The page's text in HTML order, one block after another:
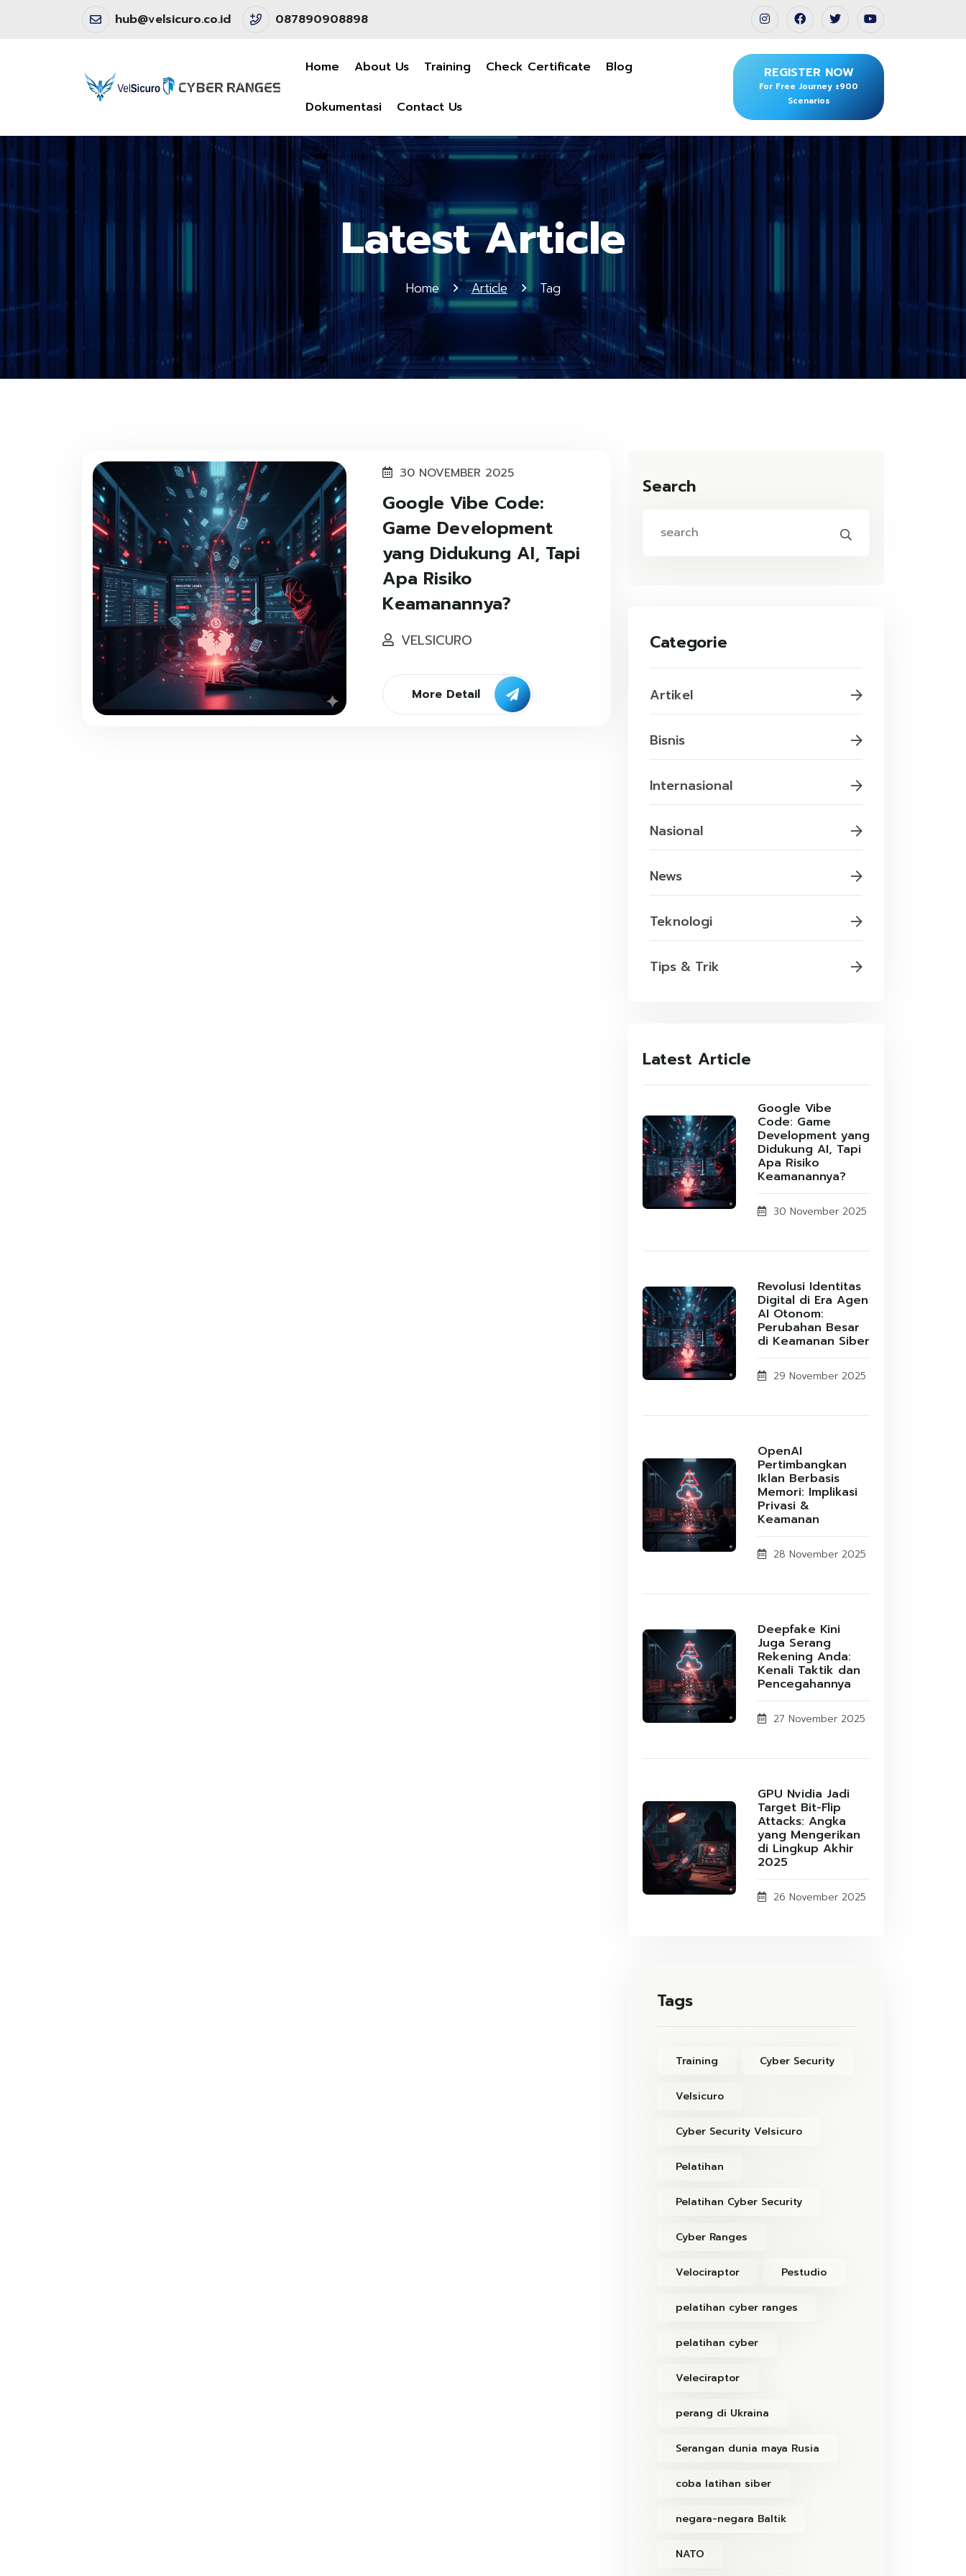
hub@velsicuro.co.id 087890908898
Home About Us Training Check Certificate Blog
Dokumentasi Contact Us
REGISTER NOW
For Free Journey ±900
Scenarios
Latest Article
Home Article Tag
30 NOVEMBER 2025
Google Vibe Code:
Game Development
yang Didukung AI, Tapi
Apa Risiko
Keamanannya?
VELSICURO
More Detail
Search
Categorie
Artikel
Bisnis
Internasional
Nasional
News
Teknologi
Tips & Trik
Latest Article
Google Vibe
Code: Game
Development yang
Didukung AI, Tapi
Apa Risiko
Keamanannya?
30 November 2025
Revolusi Identitas
Digital di Era Agen
AI Otonom:
Perubahan Besar
di Keamanan Siber
29 November 2025
OpenAI
Pertimbangkan
Iklan Berbasis
Memori: Implikasi
Privasi &
Keamanan
28 November 2025
Deepfake Kini
Juga Serang
Rekening Anda:
Kenali Taktik dan
Pencegahannya
27 November 2025
GPU Nvidia Jadi
Target Bit-Flip
Attacks: Angka
yang Mengerikan
di Lingkup Akhir
2025
26 November 2025
Tags
Training Cyber Security
Velsicuro
Cyber Security Velsicuro
Pelatihan
Pelatihan Cyber Security
Cyber Ranges
Velociraptor Pestudio
pelatihan cyber ranges
pelatihan cyber
Veleciraptor
perang di Ukraina
Serangan dunia maya Rusia
coba latihan siber
negara-negara Baltik
NATO